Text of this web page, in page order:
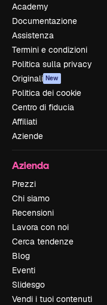
Academy
Documentazione
Assistenza
Termini e condizioni
Politica sulla privacy
Originali New
Politica dei cookie
Centro di fiducia
Affiliati
Aziende
Azienda
Prezzi
Chi siamo
Recensioni
Lavora con noi
Cerca tendenze
Blog
Eventi
Slidesgo
Vendi i tuoi contenuti